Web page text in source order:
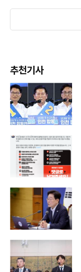
추천기사